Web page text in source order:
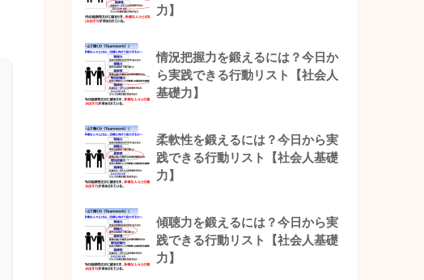
力】
情況把握力を鍛えるには？今日か
ら実践できる行動リスト【社会人
基礎力】
柔軟性を鍛えるには？今日から実
践できる行動リスト【社会人基礎
力】
傾聴力を鍛えるには？今日から実
践できる行動リスト【社会人基礎
力】